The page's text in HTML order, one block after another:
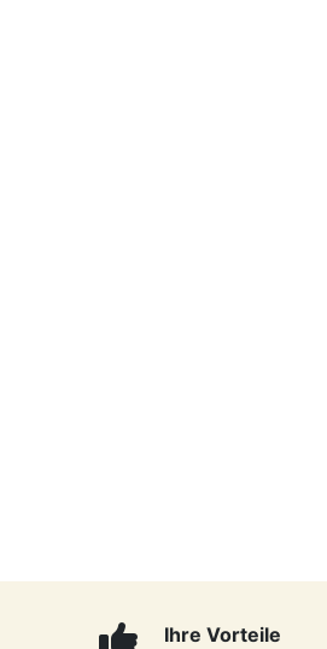
Ihre Vorteile